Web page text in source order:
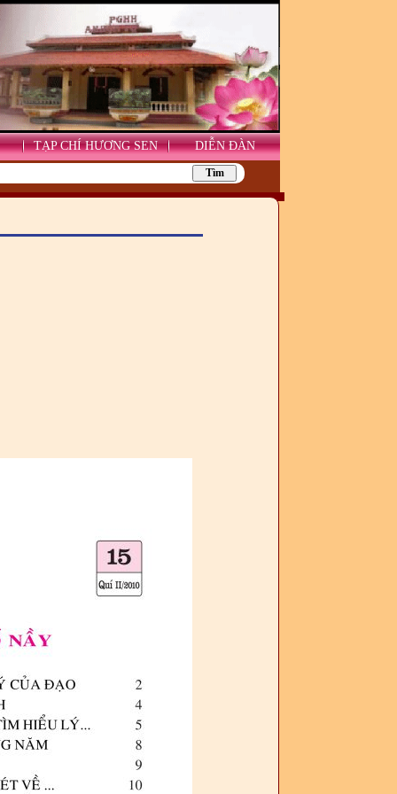
TẠP CHÍ HƯƠNG SEN DIỄN ĐÀN